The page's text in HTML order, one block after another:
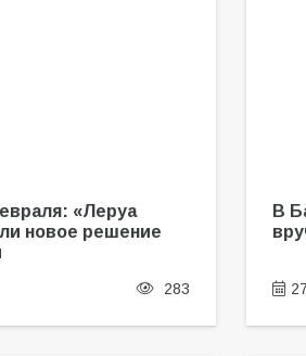
«Леруа
новое решение
283
В